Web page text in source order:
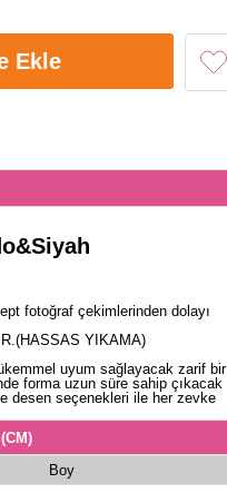
Ekle
fotoğraf çekimlerinden dolayı
YIKAMA)
uyum sağlayacak zarif bir
forma uzun süre sahip çıkacak
desen seçenekleri ile her zevke
Boy